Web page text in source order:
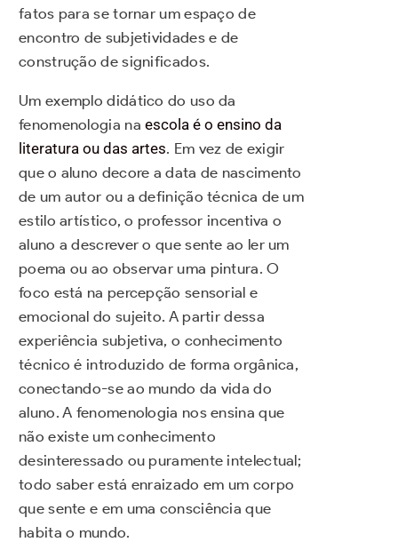
fatos para se tornar um espaço de
encontro de subjetividades e de
construção de significados.
Um exemplo didático do uso da
fenomenologia naescola é o ensino da
literatura ou das artes. Em vez de exigir
que o aluno decore a data de nascimento
de um autor ou a definição técnica de um
estilo artístico, o professor incentiva o
aluno a descrever o que sente ao ler um
poema ou ao observar uma pintura. O
foco está na percepção sensorial e
emocional do sujeito. A partir dessa
experiência subjetiva, o conhecimento
técnico é introduzido de forma orgânica,
conectando-se ao mundo da vida do
aluno. A fenomenologia nos ensina que
não existe um conhecimento
desinteressado ou puramente intelectual;
todo saber está enraizado em um corpo
que sente e em uma consciência que
habita o mundo.